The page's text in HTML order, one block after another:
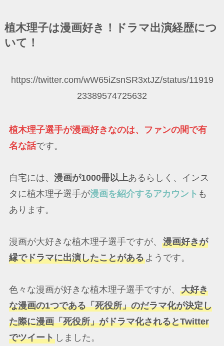
植木理子は漫画好き！ドラマ出演経歴につ
いて！
https://twitter.com/wW65iZsnSR3xtJZ/status/11919
23389574725632
植木理子選手が漫画好きなのは、ファンの間で有
名な話です。
自宅には、 漫画が1000冊以上あるらしく、インス
タに植木理子選手が漫画を紹介するアカウント も
あります。
漫画が大好きな植木理子選手ですが、 漫画好きが
縁でドラマに出演したことがあるようです。
色々な漫画が好きな植木理子選手ですが、 大好き
な漫画の1つである「死役所」のだラマ化が決定し
た際に漫画「死役所」がドラマ化されるとTwitter
でツイートしました。